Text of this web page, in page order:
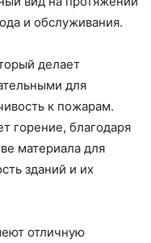
и обслуживания.
делает
для
к пожарам.
горение, благодаря
материала для
зданий и их
отличную